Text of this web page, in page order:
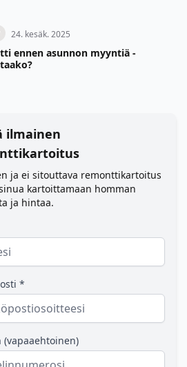
24. kesäk. 2025
ennen asunnon myyntiä -
ilmainen
ja ei sitouttava remonttikartoitus
kartoittamaan homman
ja hintaa.
*
(vapaaehtoinen)